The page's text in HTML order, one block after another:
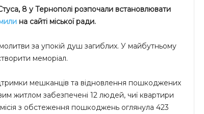
8 у Тернополі розпочали встановлювати
на сайті міської ради.
за упокій душ загиблих. У майбутньому
меморіал.
мешканців та відновлення пошкоджених
житлом забезпечені 12 людей, чиї квартири
з обстеження пошкоджень оглянула 423